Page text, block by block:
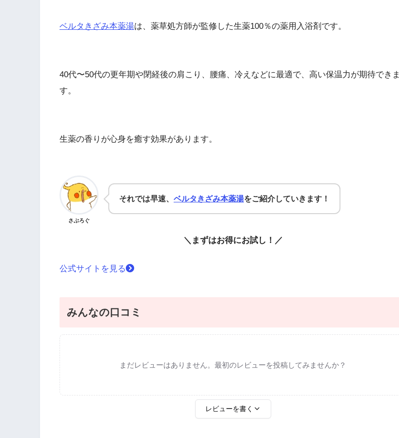
ベルタきざみ本薬湯は、薬草処方師が監修した生薬100％の薬用入浴剤です。
40代〜50代の更年期や閉経後の肩こり、腰痛、冷えなどに最適で、高い保温力が期待できま
す。
生薬の香りが心身を癒す効果があります。
さぶろぐ
それでは早速、 ベルタきざみ本薬湯をご紹介していきます！
＼まずはお得にお試し！／
公式サイトを見る
みんなの口コミ
まだレビューはありません。最初のレビューを投稿してみませんか？
レビューを書く